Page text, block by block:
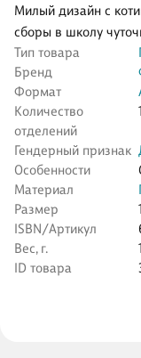
Милый дизайн с
сборы в школу
Тип товара
Бренд
Формат
Количество
отделений
1
Гендерный признак
Особенности
Материал
Размер
ISBN/Артикул
Вес, г.
ID товара